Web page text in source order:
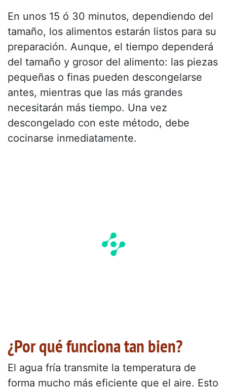
En unos 15 ó 30 minutos, dependiendo del
tamaño, los alimentos estarán listos para su
preparación. Aunque, el tiempo dependerá
del tamaño y grosor del alimento: las piezas
pequeñas o finas pueden descongelarse
antes, mientras que las más grandes
necesitarán más tiempo. Una vez
descongelado con este método, debe
cocinarse inmediatamente.
¿Por qué funciona tan bien?
El agua fría transmite la temperatura de
forma mucho más eficiente que el aire. Esto